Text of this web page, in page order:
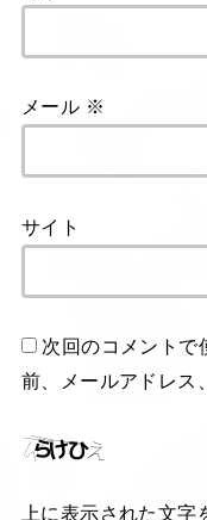
メール ※
サイト
次回のコメントで
前、メールアドレス
上に表示された文字